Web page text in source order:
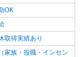
OK
取得実績あり
家族・役職・インセン